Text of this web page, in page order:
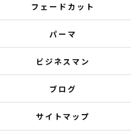
フェードカット
パーマ
ビジネスマン
ブログ
サイトマップ